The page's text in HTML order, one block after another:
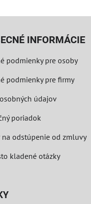
INFORMÁCIE
podmienky pre osoby
podmienky pre firmy
údajov
poriadok
na odstúpenie od zmluvy
kladené otázky